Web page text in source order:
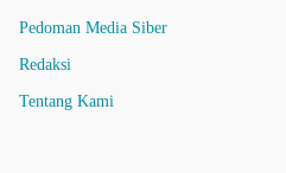
Pedoman Media Siber
Redaksi
Tentang Kami